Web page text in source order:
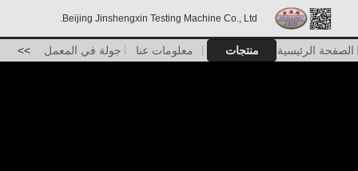
Beijing Jinshengxin Testing Machine Co., Ltd.
الصفحة الرئيسية منتجات معلومات عنا جولة في المعمل >>